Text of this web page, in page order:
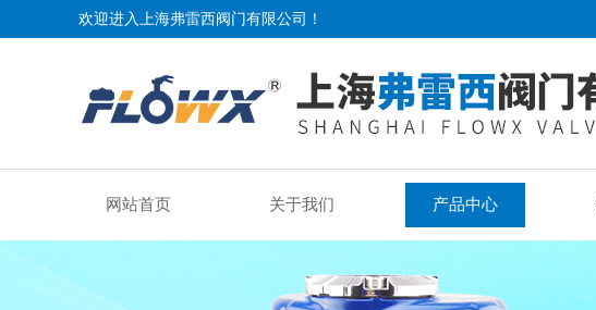
欢迎进入上海弗雷西阀门有限公司！
网站首页 关于我们 产品中心